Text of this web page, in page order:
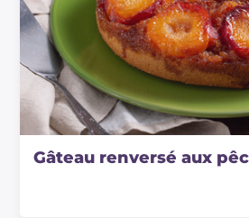
Gâteau renversé aux